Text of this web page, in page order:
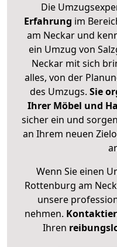
Die
Erfahrung im
am Neckar und
ein Umzug von
Neckar mit sich
alles, von der
des Umzugs. Sie
Ihrer Möbel und
sicher ein und
an Ihrem neuen
Wenn Sie einen
Rottenburg am
unsere
nehmen.
Ihren